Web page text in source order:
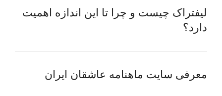
لیفتراک چیست و چرا تا این اندازه اهمیت
دارد؟
معرفی سایت ماهنامه عاشقان ایران